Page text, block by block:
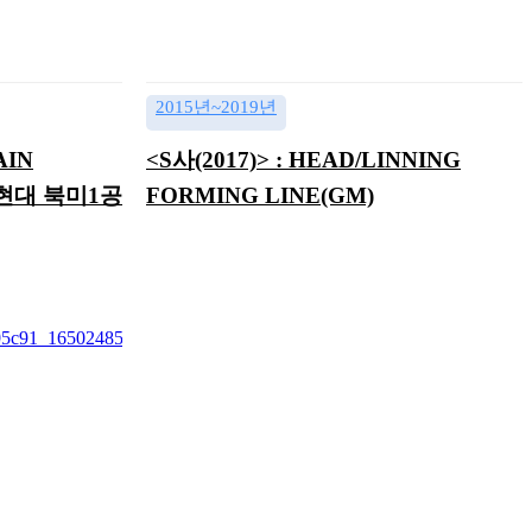
대 북미1공
2015년~2019년
<S사(2017)> : HEAD/LINNING
FORMING LINE(GM)